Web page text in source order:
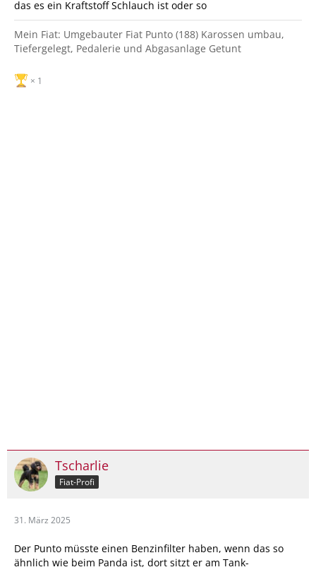
das es ein Kraftstoff Schlauch ist oder so
Mein Fiat: Umgebauter Fiat Punto (188) Karossen umbau,
Tiefergelegt, Pedalerie und Abgasanlage Getunt
1
Tscharlie
Fiat-Profi
31. März 2025
Der Punto müsste einen Benzinfilter haben, wenn das so
ähnlich wie beim Panda ist, dort sitzt er am Tank-